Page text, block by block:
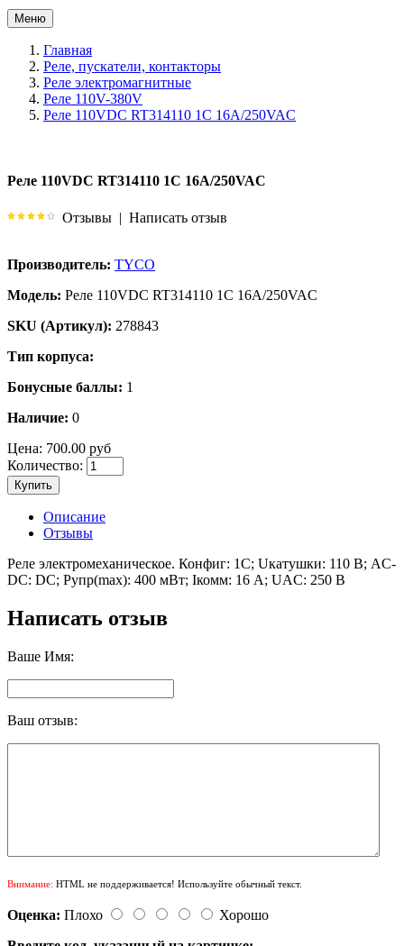
Меню
Главная
Реле, пускатели, контакторы
Реле электромагнитные
Реле 110V-380V
Реле 110VDC RT314110 1C 16A/250VAC
Реле 110VDC RT314110 1C 16A/250VAC
Отзывы | Написать отзыв
Производитель: TYCO
Модель: Реле 110VDC RT314110 1C 16A/250VAC
SKU (Артикул): 278843
Тип корпуса:
Бонусные баллы: 1
Наличие: 0
Цена: 700.00 руб
Количество:
Купить
Описание
Отзывы
Реле электромеханическое. Конфиг: 1C; Uкатушки: 110 В; AC-
DC: DC; Pупр(max): 400 мВт; Iкомм: 16 А; UAC: 250 В
Написать отзыв
Ваше Имя:
Ваш отзыв:
Внимание: HTML не поддерживается! Используйте обычный текст.
Оценка: Плохо
Хорошо